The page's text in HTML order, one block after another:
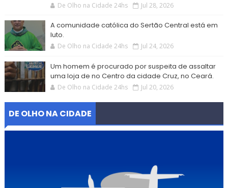
De Olho na Cidade 24hs Jul 28, 2026
A comunidade católica do Sertão Central está em
luto.
De Olho na Cidade 24hs Jul 24, 2026
Um homem é procurado por suspeita de assaltar
uma loja de no Centro da cidade Cruz, no Ceará.
De Olho na Cidade 24hs Jul 20, 2026
DE OLHO NA CIDADE